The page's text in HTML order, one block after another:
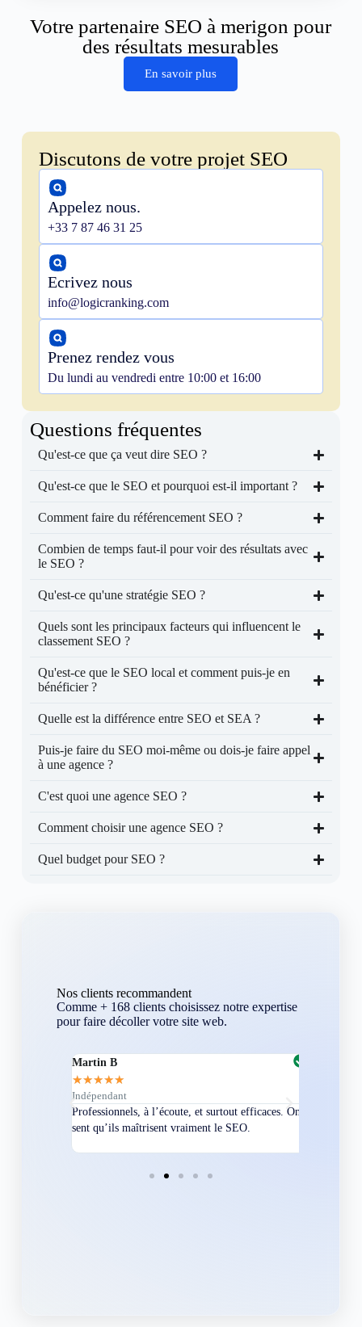
Votre partenaire SEO à merigon pour
des résultats mesurables
En savoir plus
Discutons de votre projet SEO
Appelez nous.
+33 7 87 46 31 25
Ecrivez nous
info@logicranking.com
Prenez rendez vous
Du lundi au vendredi entre 10:00 et 16:00
Questions fréquentes
Qu'est-ce que ça veut dire SEO ?
Qu'est-ce que le SEO et pourquoi est-il important ?
Comment faire du référencement SEO ?
Combien de temps faut-il pour voir des résultats avec
le SEO ?
Qu'est-ce qu'une stratégie SEO ?
Quels sont les principaux facteurs qui influencent le
classement SEO ?
Qu'est-ce que le SEO local et comment puis-je en
bénéficier ?
Quelle est la différence entre SEO et SEA ?
Puis-je faire du SEO moi-même ou dois-je faire appel
à une agence ?
C'est quoi une agence SEO ?
Comment choisir une agence SEO ?
Quel budget pour SEO ?
Nos clients recommandent
Comme + 168 clients choisissez notre expertise
pour faire décoller votre site web.
Martin B
★★★★★
Indépendant
Professionnels, à l’écoute, et surtout efficaces. On
sent qu’ils maîtrisent vraiment le SEO.